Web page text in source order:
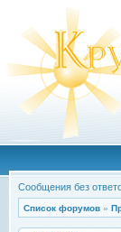
Сообщения без
Список форумов »